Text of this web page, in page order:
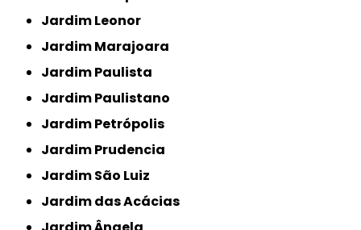
Jardim Leonor
Jardim Marajoara
Jardim Paulista
Jardim Paulistano
Jardim Petrópolis
Jardim Prudencia
Jardim São Luiz
Jardim das Acácias